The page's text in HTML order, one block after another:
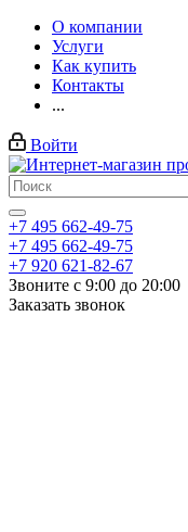
О компании
Услуги
Как купить
Контакты
...
Войти
+7 495 662-49-75
+7 495 662-49-75
+7 920 621-82-67
Звоните с 9:00 до 20:00
Заказать звонок